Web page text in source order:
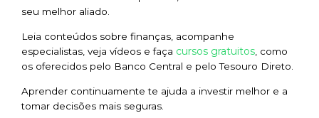
seu melhor aliado.
Leia conteúdos sobre finanças, acompanhe
especialistas, veja vídeos e faça cursos gratuitos , como
os oferecidos pelo Banco Central e pelo Tesouro Direto.
Aprender continuamente te ajuda a investir melhor e a
tomar decisões mais seguras.